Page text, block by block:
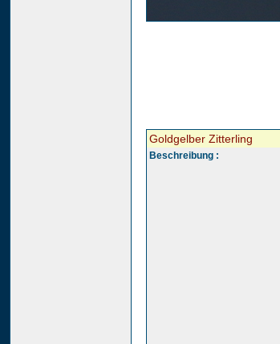
Goldgelber Zitterling
Beschreibung :